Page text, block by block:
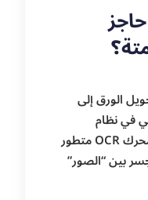
الورق إلى
يكمن في امتلاكه محرك OCR متطور
بين “الصور”